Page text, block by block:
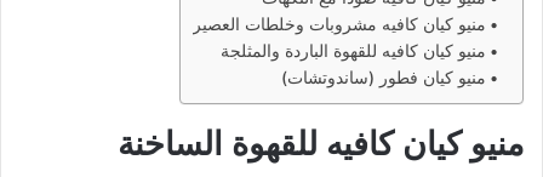
منيو كيان كافيه مشروبات وخلطات العصير
منيو كيان كافيه للقهوة الباردة والمثلجة
منيو كيان فطور (ساندوتشات)
منيو كيان كافيه للقهوة الساخنة